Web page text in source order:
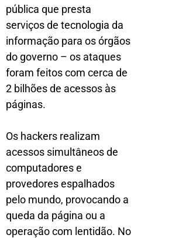
pública que presta
serviços de tecnologia da
informação para os órgãos
do governo – os ataques
foram feitos com cerca de
2 bilhões de acessos às
páginas.
Os hackers realizam
acessos simultâneos de
computadores e
provedores espalhados
pelo mundo, provocando a
queda da página ou a
operação com lentidão. No